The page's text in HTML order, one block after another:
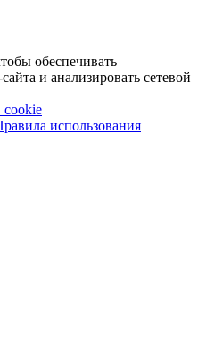
обеспечивать
и анализировать сетевой
cookie
использования